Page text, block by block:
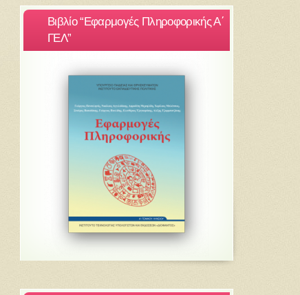
Βιβλίο “Εφαρμογές Πληροφορικής Α΄
ΓΕΛ”